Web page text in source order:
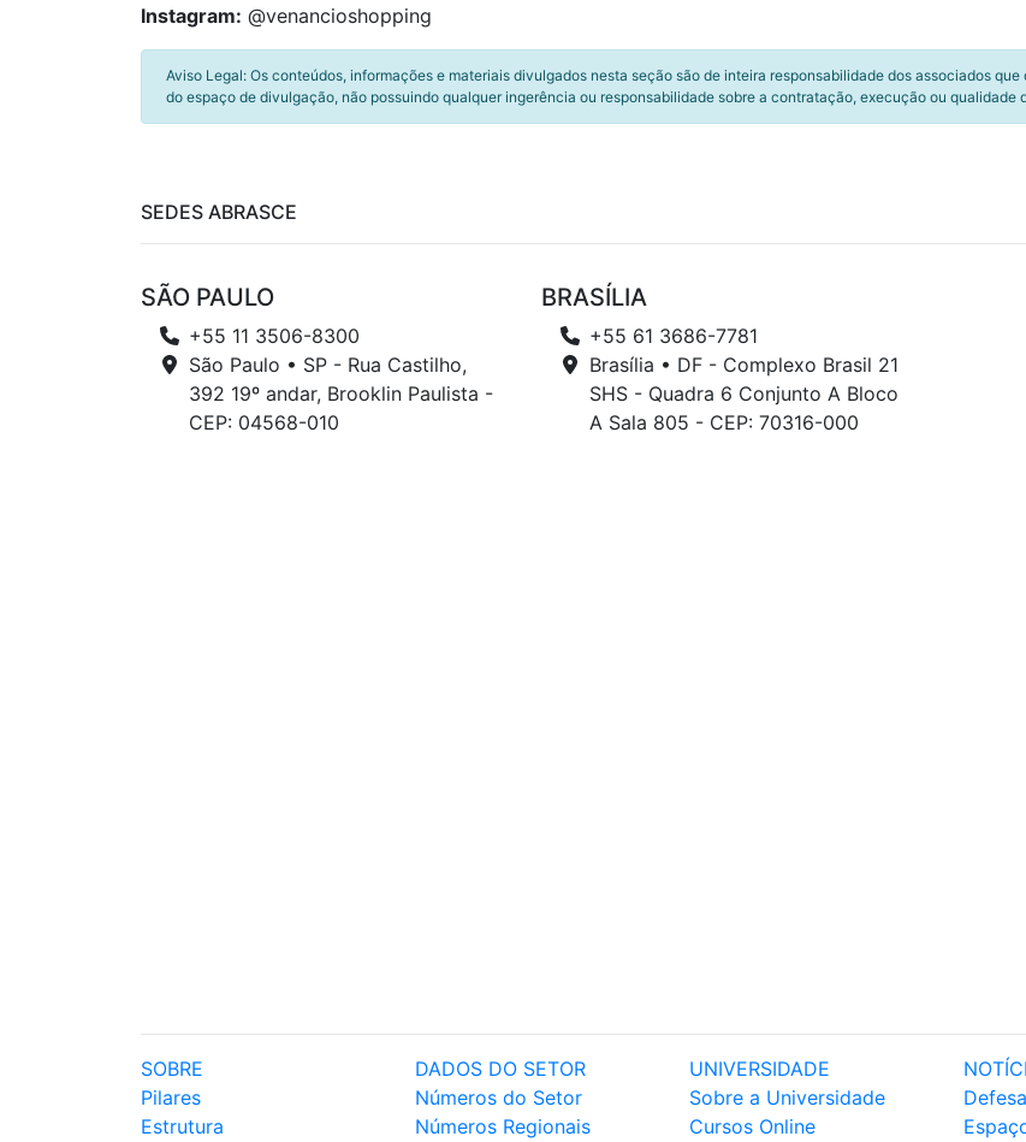
Instagram: @venancioshopping
Aviso Legal: Os conteúdos, informações e materiais divulgados nesta seção são de inteira responsabilidade dos associados
do espaço de divulgação, não possuindo qualquer ingerência ou responsabilidade sobre a contratação, execução ou
SEDES ABRASCE
SÃO PAULO
+55 11 3506-8300
São Paulo • SP - Rua Castilho,
392 19º andar, Brooklin Paulista -
CEP: 04568-010
BRASÍLIA
+55 61 3686-7781
Brasília • DF - Complexo Brasil 21
SHS - Quadra 6 Conjunto A Bloco
A Sala 805 - CEP: 70316-000
SOBRE
Pilares
Estrutura
DADOS DO SETOR
Números do Setor
Números Regionais
UNIVERSIDADE
Sobre a Universidade
Cursos Online